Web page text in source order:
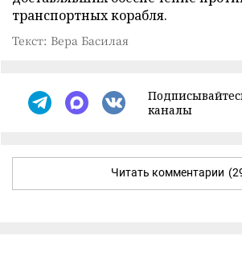
транспортных корабля.
Текст: Вера Басилая
каналы
Читать комментарии